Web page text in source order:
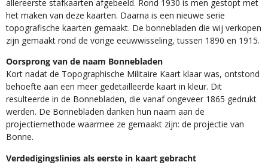
allereerste stafkaarten afgebeeld. Rond 1930 is men gestopt met
het maken van deze kaarten. Daarna is een nieuwe serie
topografische kaarten gemaakt. De bonnebladen die wij verkopen
zijn gemaakt rond de vorige eeuwwisseling, tussen 1890 en 1915.
Oorsprong van de naam Bonnebladen
Kort nadat de Topographische Militaire Kaart klaar was, ontstond
behoefte aan een meer gedetailleerde kaart in kleur. Dit
resulteerde in de Bonnebladen, die vanaf ongeveer 1865 gedrukt
werden. De Bonnebladen danken hun naam aan de
projectiemethode waarmee ze gemaakt zijn: de projectie van
Bonne.
Verdedigingslinies als eerste in kaart gebracht